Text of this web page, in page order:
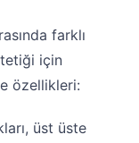
farklı
için
özellikleri:
üst üste